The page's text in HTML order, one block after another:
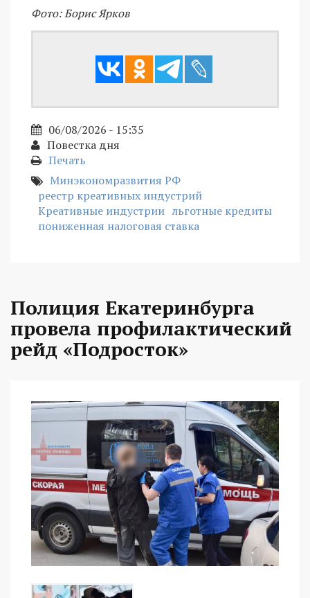
Фото: Борис Ярков
06/08/2026 - 15:35
Повестка дня
Печать
Минэкономразвития РФ
реестр креативных индустрий
Креативные индустрии льготные кредиты
пониженная налоговая ставка
Полиция Екатеринбурга
провела профилактический
рейд «Подросток»